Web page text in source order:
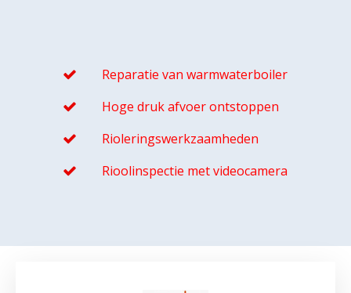
Reparatie van warmwaterboiler
Hoge druk afvoer ontstoppen
Rioleringswerkzaamheden
Rioolinspectie met videocamera